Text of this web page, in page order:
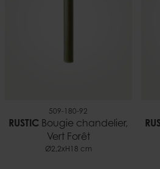
509-180-92
RUSTIC Bougie chandelier,
Vert Forêt
Ø2,2xH18 cm